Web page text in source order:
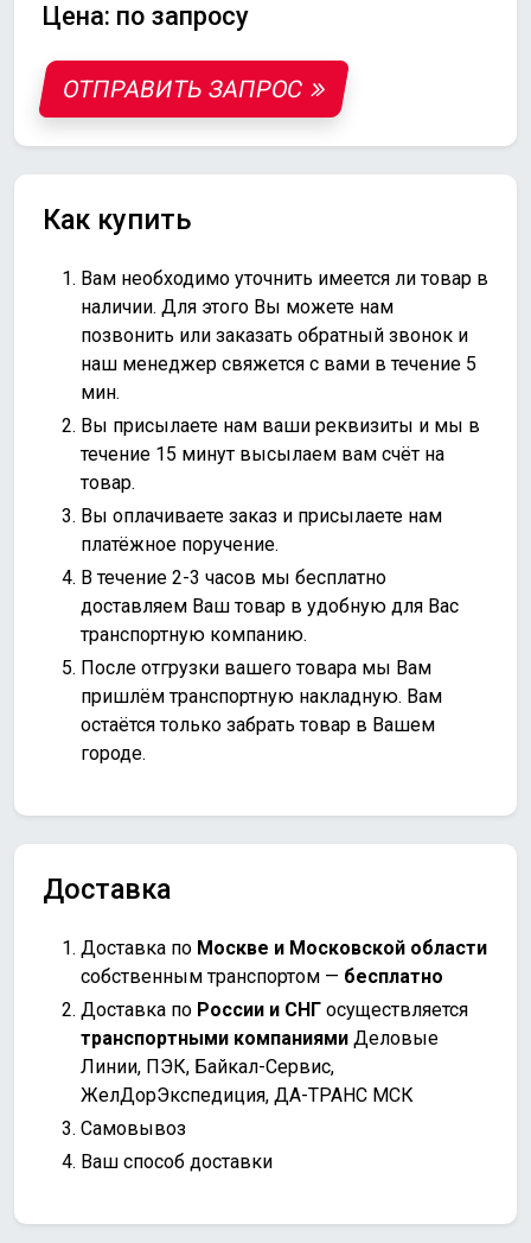
Цена: по запросу
ОТПРАВИТЬ ЗАПРОС
Как купить
Вам необходимо уточнить имеется ли товар в
наличии. Для этого Вы можете нам
позвонить или заказать обратный звонок и
наш менеджер свяжется с вами в течение 5
мин.
Вы присылаете нам ваши реквизиты и мы в
течение 15 минут высылаем вам счёт на
товар.
Вы оплачиваете заказ и присылаете нам
платёжное поручение.
В течение 2-3 часов мы бесплатно
доставляем Ваш товар в удобную для Вас
транспортную компанию.
После отгрузки вашего товара мы Вам
пришлём транспортную накладную. Вам
остаётся только забрать товар в Вашем
городе.
Доставка
Доставка по Москве и Московской области
собственным транспортом — бесплатно
Доставка по России и СНГ осуществляется
транспортными компаниями Деловые
Линии, ПЭК, Байкал-Сервис,
ЖелДорЭкспедиция, ДА-ТРАНС МСК
Самовывоз
Ваш способ доставки